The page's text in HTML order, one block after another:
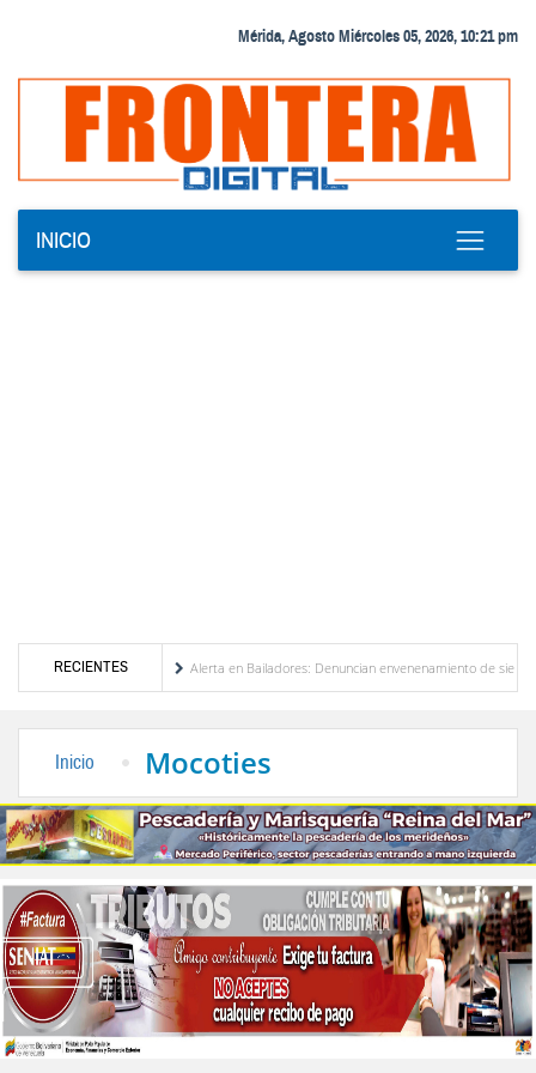
Mérida, Agosto Miércoles 05, 2026, 10:21 pm
INICIO
RECIENTES
de Venezuela
Alerta en Bailadores: Denuncian envenenamiento de siete
Inicio Mocoties